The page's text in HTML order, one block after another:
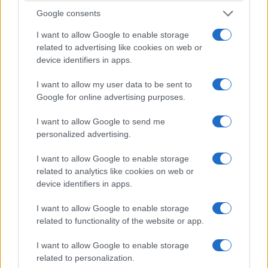
Google consents
I want to allow Google to enable storage
related to advertising like cookies on web or
device identifiers in apps.
I want to allow my user data to be sent to
Google for online advertising purposes.
I want to allow Google to send me
personalized advertising.
I want to allow Google to enable storage
related to analytics like cookies on web or
device identifiers in apps.
I want to allow Google to enable storage
related to functionality of the website or app.
I want to allow Google to enable storage
related to personalization.
in occidente.Nessuna donna italiana di sinistra,
nessuna femminista comunista la sostiene. Al
contrario, passano lei in fama di repressiva,
siccome “siamo libere di non decidere”: e già
questa formula è ignobilmente vigliacca, uno deve
essere sempre libero di decidere e ogni scelta è
deresponsabilizzare l’individuo,a seppellire la
sua mente, la sua coscienza sotto drappi di
tutto ciò che vogliono, la mascherina che parte
dalla bocca e arriva nella psiche. Il velo integrale,
il burkini non saranno mai libera scelta, ma solo
maschere di ferro in involucri di seta. “Ho scelto il